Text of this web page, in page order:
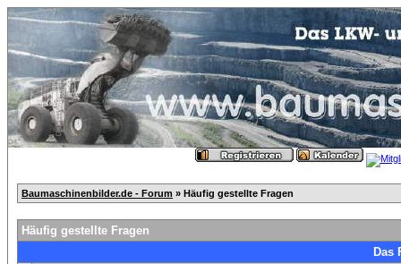
Baumaschinenbilder.de - Forum » Häufig gestellte Fragen
Häufig gestellte Fragen
Das